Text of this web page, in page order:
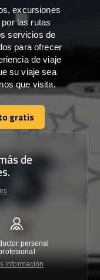
excursiones
las rutas
servicios de
para ofrecer
de viaje
su viaje sea
que visita.
gratis
gratis
de
personal
información